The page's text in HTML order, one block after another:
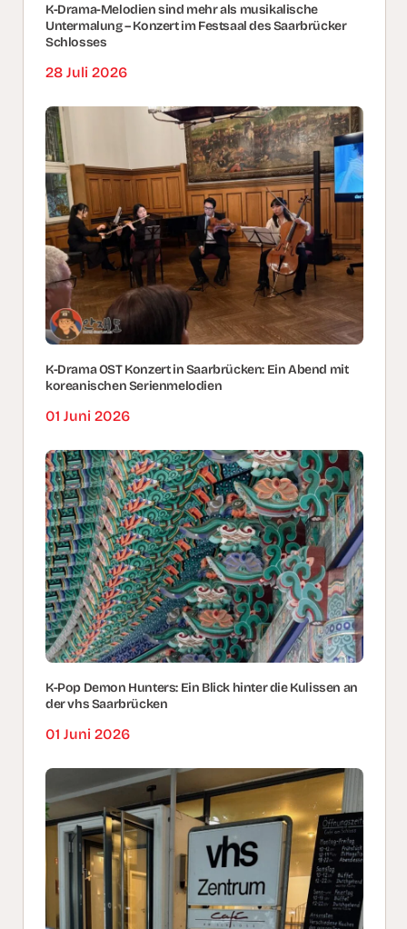
K-Drama-Melodien sind mehr als musikalische
Untermalung – Konzert im Festsaal des Saarbrücker
Schlosses
28 Juli 2026
K-Drama OST Konzert in Saarbrücken: Ein Abend mit
koreanischen Serienmelodien
01 Juni 2026
K-Pop Demon Hunters: Ein Blick hinter die Kulissen an
der vhs Saarbrücken
01 Juni 2026